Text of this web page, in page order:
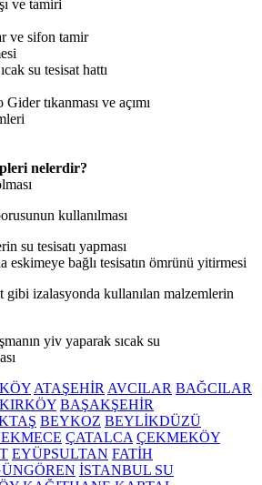
ve tamiri
ve sifon tamir
su tesisat hattı
tıkanması ve açımı
nelerdir?
kullanılması
su tesisatı yapması
eskimeye bağlı tesisatın ömrünü yitirmesi
izalasyonda kullanılan malzemlerin
yiv yaparak sıcak su
ATAŞEHİR AVCILAR BAĞCILAR
BAŞAKŞEHİR
BEYKOZ BEYLİKDÜZÜ
ÇATALCA ÇEKMEKÖY
EYÜPSULTAN FATİH
İSTANBUL SU